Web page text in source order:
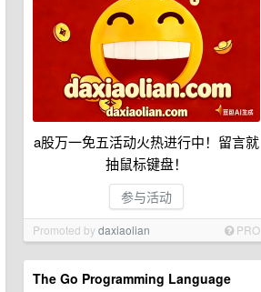
a股万一免五活动火热进行中！留言就
抽鼠标键盘！
参与活动
Promoted bydaxiaolian PRO
The Go Programming Language